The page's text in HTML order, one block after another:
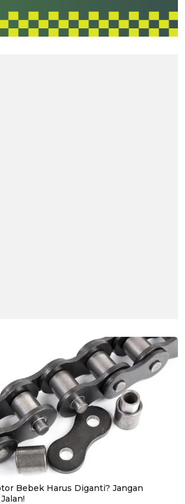
Bebek Harus Diganti? Jangan